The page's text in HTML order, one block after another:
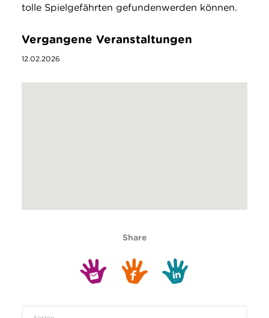
tolle Spielgefährten gefundenwerden können.
Vergangene Veranstaltungen
12.02.2026
Share